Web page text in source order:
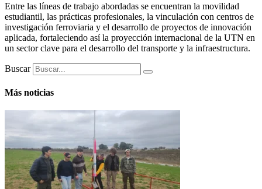
Entre las líneas de trabajo abordadas se encuentran la movilidad
estudiantil, las prácticas profesionales, la vinculación con centros de
investigación ferroviaria y el desarrollo de proyectos de innovación
aplicada, fortaleciendo así la proyección internacional de la UTN en
un sector clave para el desarrollo del transporte y la infraestructura.
Buscar
Más noticias